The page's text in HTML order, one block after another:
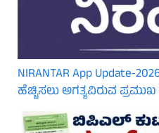
NIRANTAR App Update-
ಹೆಚ್ಚಿಸಲು ಅಗತ್ಯವಿರುವ